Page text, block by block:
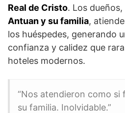
Real de Cristo. Los
Antuan y su familia,
los huéspedes, generando
confianza y calidez que
hoteles modernos.
“Nos atendieron como si
su familia. Inolvidable.”